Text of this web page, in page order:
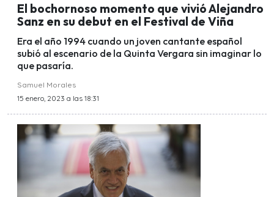
El bochornoso momento que vivió Alejandro
Sanz en su debut en el Festival de Viña
Era el año 1994 cuando un joven cantante español
subió al escenario de la Quinta Vergara sin imaginar lo
que pasaría.
Samuel Morales
15 enero, 2023 a las 18:31